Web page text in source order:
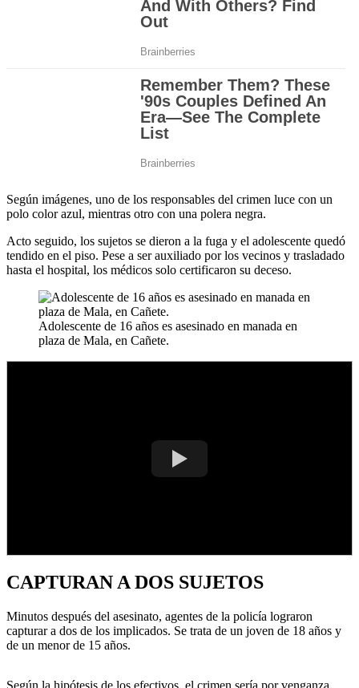
Según imágenes, uno de los responsables del crimen luce con un
polo color azul, mientras otro con una polera negra.
Acto seguido, los sujetos se dieron a la fuga y el adolescente quedó
tendido en el piso. Pese a ser auxiliado por los vecinos y trasladado
hasta el hospital, los médicos solo certificaron su deceso.
Adolescente de 16 años es asesinado en manada en
plaza de Mala, en Cañete.
CAPTURAN A DOS SUJETOS
Minutos después del asesinato, agentes de la policía lograron
capturar a dos de los implicados. Se trata de un joven de 18 años y
de un menor de 15 años.
Según la hipótesis de los efectivos, el crimen sería por venganza,